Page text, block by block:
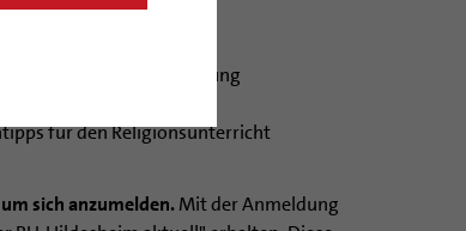
und seiner Schulabteilung
für den Religionsunterricht
sich anzumelden.Mit der Anmeldung